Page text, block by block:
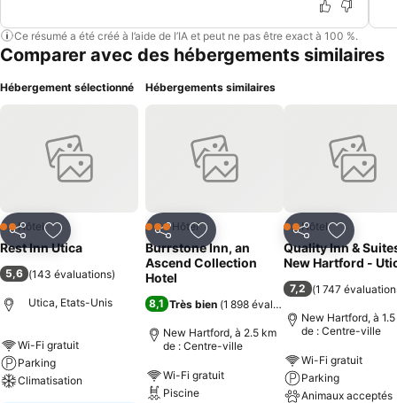
Ce résumé a été créé à l’aide de l’IA et peut ne pas être exact à 100 %.
Comparer avec des hébergements similaires
Hébergement sélectionné
PartagerAjouter à mes favoris
2 Étoiles
Hôtel
Rest Inn Utica
5,6 (143 évaluations)
Utica, Etats-Unis
Wi-Fi gratuit
Parking
Climatisation
Hébergements similaires
PartagerAjouter à mes favoris
3 ÉtoilesHôtel
Burrstone Inn, an
Ascend Collection
Hotel
8,1 Très bien (1 898 évaluations
New Hartford, à 2.5 km
de : Centre-ville
Wi-Fi gratuit
Piscine
PartagerAjouter
2 Étoiles
Hôtel
Quality Inn &
New Hartford -
7,2 (1 747
New Hartford, à
de : Centre-ville
Wi-Fi gratuit
Parking
Animaux acceptés